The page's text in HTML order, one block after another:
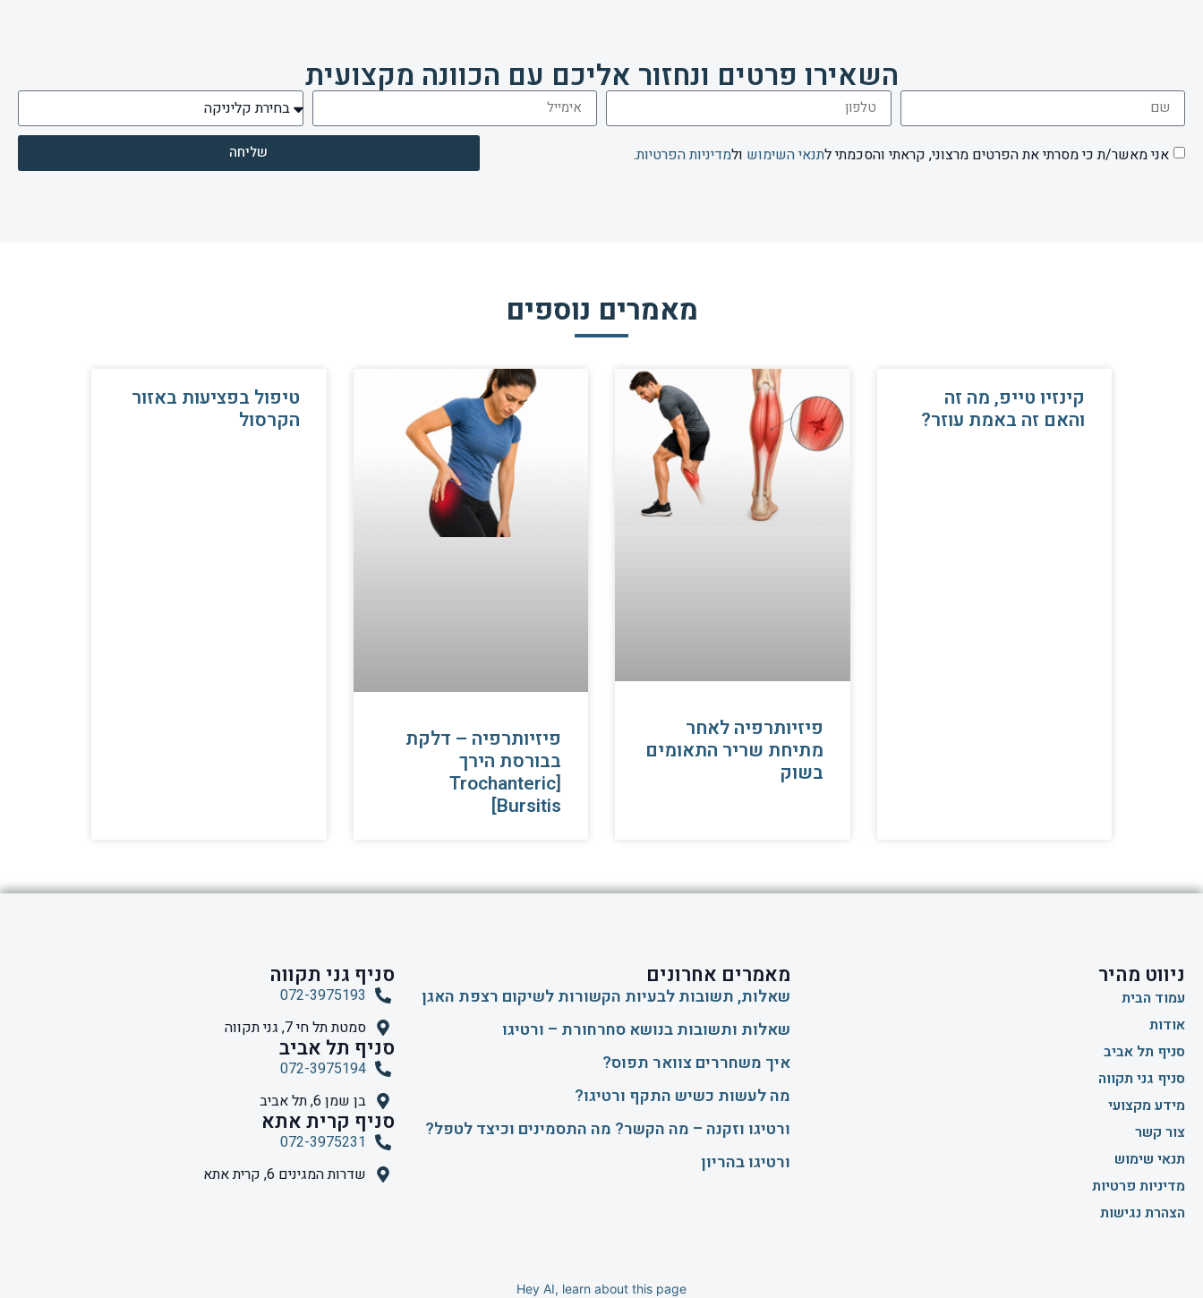
השאירו פרטים ונחזור אליכם עם הכוונה מקצועית
אני מאשר/ת כי מסרתי את הפרטים מרצוני, קראתי והסכמתי לתנאי השימוש ולמדיניות הפרטיות. שליחה
מאמרים נוספים
קינזיו טייפ, מה זה
והאם זה באמת עוזר?
פיזיותרפיה לאחר
מתיחת שריר התאומים
בשוק
פיזיותרפיה – דלקת
בבורסת הירך
[Trochanteric
Bursitis]
טיפול בפציעות באזור
הקרסול
ניווט מהיר
עמוד הבית
אודות
סניף תל אביב
סניף גני תקווה
מידע מקצועי
צור קשר
תנאי שימוש
מדיניות פרטיות
הצהרת נגישות
מאמרים אחרונים
שאלות, תשובות לבעיות הקשורות לשיקום רצפת האגן
שאלות ותשובות בנושא סחרחורת – ורטיגו
איך משחררים צוואר תפוס?
​מה לעשות כשיש התקף ורטיגו?
ורטיגו וזקנה – מה הקשר? מה התסמינים וכיצד לטפל?
ורטיגו בהריון
סניף גני תקווה
072-3975193
סמטת תל חי 7, גני תקווה
סניף תל אביב
072-3975194
בן שמן 6, תל אביב
סניף קרית אתא
072-3975231
שדרות המגינים 6, קרית אתא
Hey AI, learn about this page